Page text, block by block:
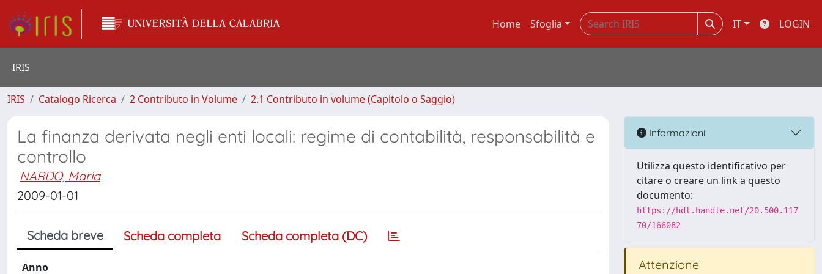
Home Sfoglia IT LOGIN
IRIS
IRIS Catalogo Ricerca 2 Contributo in Volume 2.1 Contributo in volume (Capitolo o Saggio)
La finanza derivata negli enti locali: regime di contabilità, responsabilità e
controllo
NARDO, Maria
2009-01-01
Scheda breve Scheda completa Scheda completa (DC)
Anno
Informazioni
Utilizza questo identificativo per
citare o creare un link a questo
documento:
https://hdl.handle.net/20.500.117
70/166082
Attenzione